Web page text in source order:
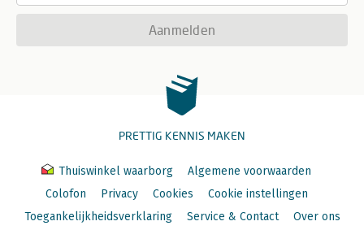
Aanmelden
PRETTIG KENNIS MAKEN
Thuiswinkel waarborg
Algemene voorwaarden
Colofon
Privacy Cookies
Cookie instellingen
Toegankelijkheidsverklaring
Service & Contact Over ons